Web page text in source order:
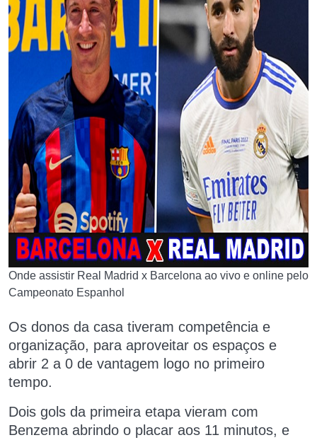
Onde assistir Real Madrid x Barcelona ao vivo e online pelo
Campeonato Espanhol
Os donos da casa tiveram competência e
organização, para aproveitar os espaços e
abrir 2 a 0 de vantagem logo no primeiro
tempo.
Dois gols da primeira etapa vieram com
Benzema abrindo o placar aos 11 minutos, e